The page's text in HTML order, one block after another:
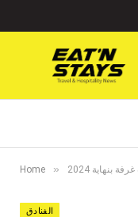
Home »
الفنادق